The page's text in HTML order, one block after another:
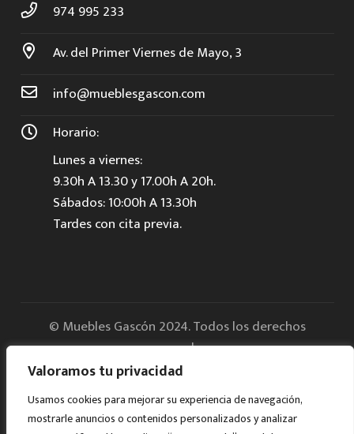
Valoramos tu privacidad
Usamos cookies para mejorar su experiencia de navegación,
mostrarle anuncios o contenidos personalizados y analizar
974 995 233
Av. del Primer Viernes de Mayo, 3
info@mueblesgascon.com
Horario:
Lunes a viernes:
9.30h A 13.30 y 17.00h A 20h.
Sábados: 10:00h A 13.30h
Tardes con cita previa.
© Muebles Gascón 2024. Todos los derechos
reservados.
Aviso legal